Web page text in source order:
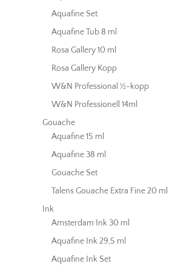
Aquafine Set
Aquafine Tub 8 ml
Rosa Gallery 10 ml
Rosa Gallery Kopp
W&N Professional ½-kopp
W&N Professionell 14ml
Gouache
Aquafine 15 ml
Aquafine 38 ml
Gouache Set
Talens Gouache Extra Fine 20 ml
Ink
Amsterdam Ink 30 ml
Aquafine Ink 29,5 ml
Aquafine Ink Set